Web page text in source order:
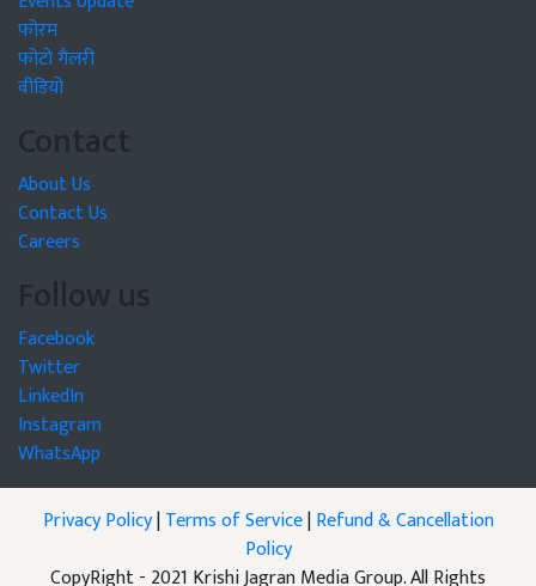
फोरम
फोटो गैलरी
वीडियो
Contact
About Us
Contact Us
Careers
Follow us
Facebook
Twitter
LinkedIn
Instagram
WhatsApp
Privacy Policy|Terms of Service|Refund & Cancellation
Policy
CopyRight - 2021 Krishi Jagran Media Group. All Rights